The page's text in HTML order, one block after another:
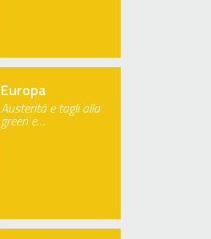
Europa
Austerità e tagli alla
green e…